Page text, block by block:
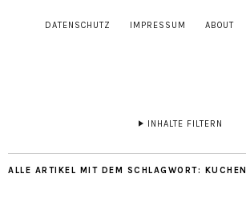
DATENSCHUTZ IMPRESSUM ABOUT
INHALTE FILTERN
ALLE ARTIKEL MIT DEM SCHLAGWORT: KUCHEN